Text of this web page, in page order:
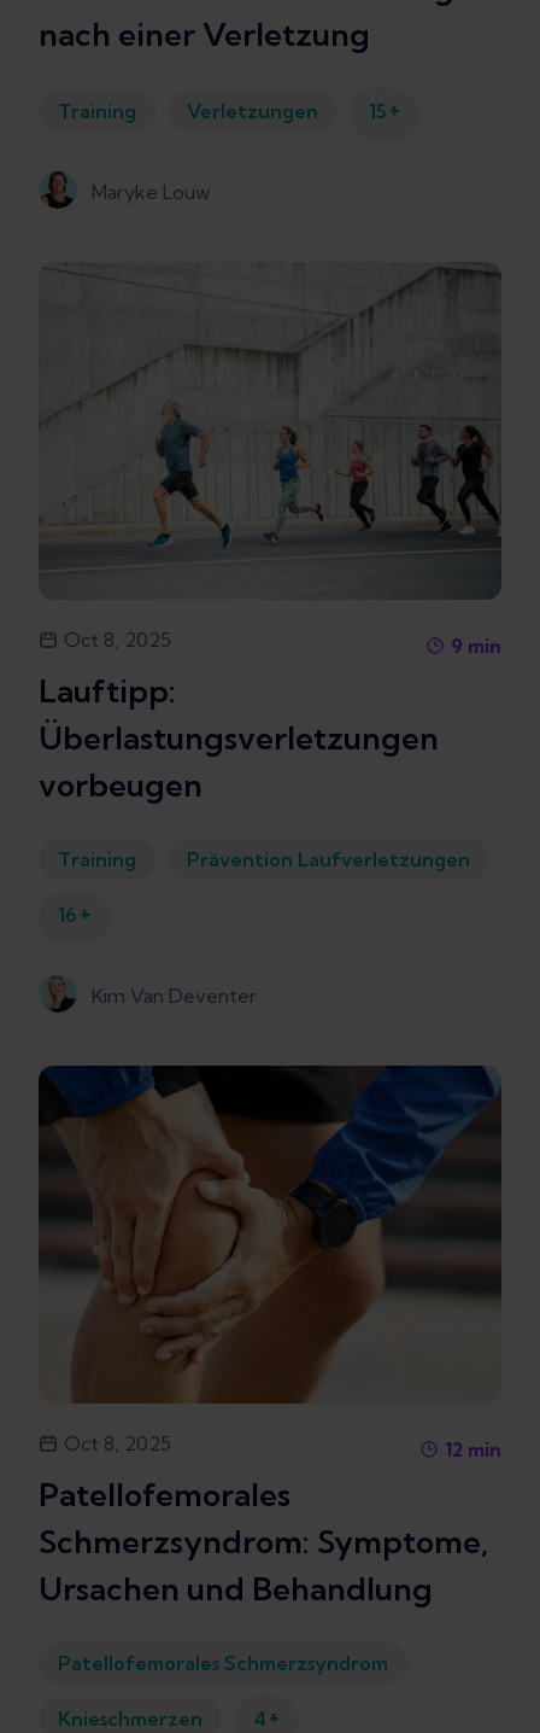
nach einer Verletzung
Training Verletzungen 15 +
Maryke Louw
Oct 8, 2025 9 min
Lauftipp:
Überlastungsverletzungen
vorbeugen
Training Prävention Laufverletzungen
16 +
Kim Van Deventer
Oct 8, 2025 12 min
Patellofemorales
Schmerzsyndrom: Symptome,
Ursachen und Behandlung
Patellofemorales Schmerzsyndrom
Knieschmerzen 4 +